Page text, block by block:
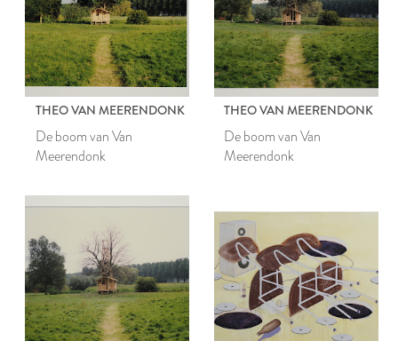
THEO VAN MEERENDONK
De boom van Van
Meerendonk
THEO VAN MEERENDONK
De boom van Van
Meerendonk